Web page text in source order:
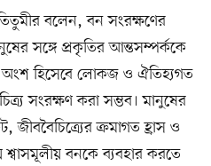
বলেন, বন সংরক্ষণের
সঙ্গে প্রকৃতির আন্তসম্পর্ককে
অংশ হিসেবে লোকজ ও ঐতিহ্যগত
সংরক্ষণ করা সম্ভব। মানুষের
জীববৈচিত্র্যের ক্রমাগত হ্রাস ও
বনকে ব্যবহার করতে